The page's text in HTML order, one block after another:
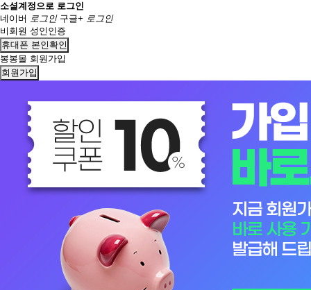
소셜계정으로 로그인
네이버 로그인 구글+ 로그인
비회원 성인인증
휴대폰 본인확인
봉봉몰 회원가입
회원가입